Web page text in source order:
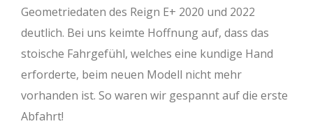
Geometriedaten des Reign E+ 2020 und 2022
deutlich. Bei uns keimte Hoffnung auf, dass das
stoische Fahrgefühl, welches eine kundige Hand
erforderte, beim neuen Modell nicht mehr
vorhanden ist. So waren wir gespannt auf die erste
Abfahrt!